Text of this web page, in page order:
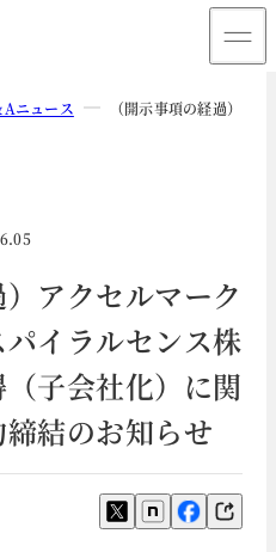
ニュース （開示事項の経過）ア
）アクセルマーク
イラルセンス株
子会社化）に関
結のお知らせ